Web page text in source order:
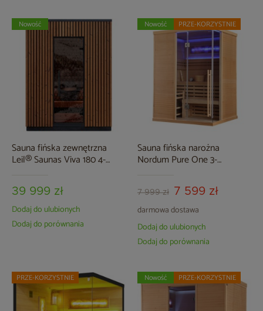
Sauna fińska zewnętrzna
Leil® Saunas Viva 180 4-
39 999 zł
Nowość
Dodaj do ulubionych
Dodaj do porównania
Sauna fińska narożna
Nordum Pure One 3-
7 999 zł 7 599 zł
darmowa dostawa
Nowość PRZE-KORZYSTNIE
Dodaj do ulubionych
Dodaj do porównania
PRZE-KORZYSTNIE Nowość PRZE-KORZYSTNIE